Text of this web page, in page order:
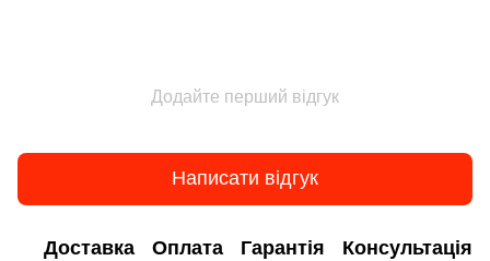
Додайте перший відгук
Написати відгук
Доставка Оплата Гарантія Консультація